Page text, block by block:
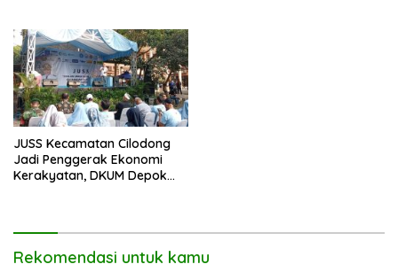
JUSS Kecamatan Cilodong
Jadi Penggerak Ekonomi
Kerakyatan, DKUM Depok
Rekomendasi untuk kamu